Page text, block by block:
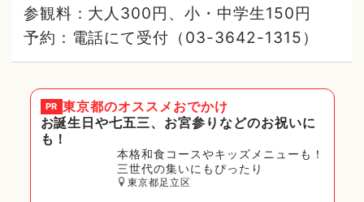
参観料：大人300円、小・中学生150円
予約：電話にて受付（03-3642-1315）
PR 東京都のオススメおでかけ
お誕生日や七五三、お宮参りなどのお祝いに
も！
本格和食コースやキッズメニューも！
三世代の集いにもぴったり
東京都足立区